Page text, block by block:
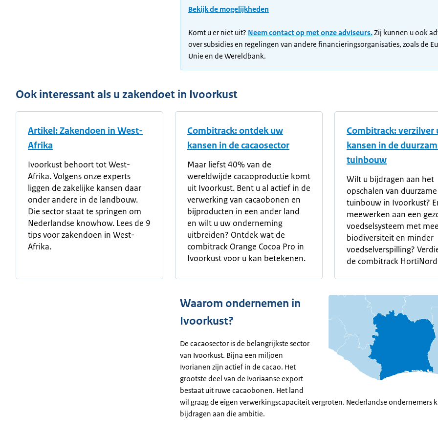
Bekijk de mogelijkheden
Komt u er niet uit? Neem contact op met onze adviseurs.Zij kunnen u ook
over subsidies en regelingen van andere financieringsorganisaties, zoals de
Unie en de Wereldbank.
Ook interessant als u zakendoet in Ivoorkust
Artikel: Zakendoen in West-
Afrika
Ivoorkust behoort tot West-
Afrika. Volgens onze experts
liggen de zakelijke kansen daar
onder andere in de landbouw.
Die sector staat te springen om
Nederlandse knowhow. Lees de 9
tips voor zakendoen in West-
Afrika.
Combitrack: ontdek uw
kansen in de cacaosector
Maar liefst 40% van de
wereldwijde cacaoproductie komt
uit Ivoorkust. Bent u al actief in de
verwerking van cacaobonen en
bijproducten in een ander land
en wilt u uw onderneming
uitbreiden? Ontdek wat de
combitrack Orange Cocoa Pro in
Ivoorkust voor u kan betekenen.
Combitrack: verzilver
kansen in de
tuinbouw
Wilt u bijdragen aan het
opschalen van duurzame
tuinbouw in Ivoorkust?
meewerken aan een
voedselsysteem met
biodiversiteit en minder
voedselverspilling?
de combitrack
Waarom ondernemen in
Ivoorkust?
De cacaosector is de belangrijkste sector
van Ivoorkust. Bijna een miljoen
Ivorianen zijn actief in de cacao. Het
grootste deel van de Ivoriaanse export
bestaat uit ruwe cacaobonen. Het land
wil graag de eigen verwerkingscapaciteit vergroten. Nederlandse ondernemers
bijdragen aan die ambitie.